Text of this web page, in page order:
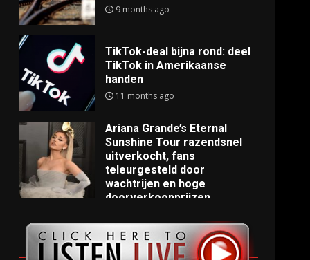
9 months ago
TikTok-deal bijna rond: deel
TikTok in Amerikaanse
handen
11 months ago
Ariana Grande’s Eternal
Sunshine Tour razendsnel
uitverkocht, fans
teleurgesteld door
wachtrijen en hoge
doorverkoopprijzen